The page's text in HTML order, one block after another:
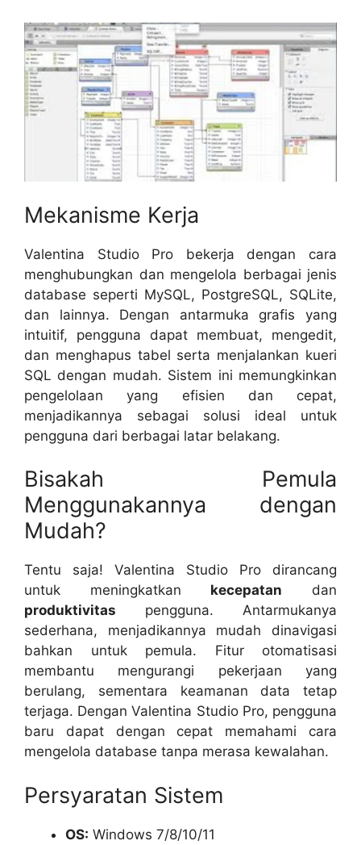
Mekanisme Kerja
Valentina Studio Pro bekerja dengan cara
menghubungkan dan mengelola berbagai jenis
database seperti MySQL, PostgreSQL, SQLite,
dan lainnya. Dengan antarmuka grafis yang
intuitif, pengguna dapat membuat, mengedit,
dan menghapus tabel serta menjalankan kueri
SQL dengan mudah. Sistem ini memungkinkan
pengelolaan yang efisien dan cepat,
menjadikannya sebagai solusi ideal untuk
pengguna dari berbagai latar belakang.
Bisakah Pemula
Menggunakannya dengan
Mudah?
Tentu saja! Valentina Studio Pro dirancang
untuk meningkatkan kecepatan dan
produktivitas pengguna. Antarmukanya
sederhana, menjadikannya mudah dinavigasi
bahkan untuk pemula. Fitur otomatisasi
membantu mengurangi pekerjaan yang
berulang, sementara keamanan data tetap
terjaga. Dengan Valentina Studio Pro, pengguna
baru dapat dengan cepat memahami cara
mengelola database tanpa merasa kewalahan.
Persyaratan Sistem
OS: Windows 7/8/10/11